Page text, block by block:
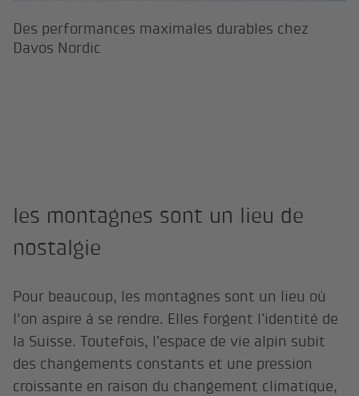
Des performances maximales durables chez
Davos Nordic
les montagnes sont un lieu de
nostalgie
Pour beaucoup, les montagnes sont un lieu où
l'on aspire à se rendre. Elles forgent l’identité de
la Suisse. Toutefois, l’espace de vie alpin subit
des changements constants et une pression
croissante en raison du changement climatique,